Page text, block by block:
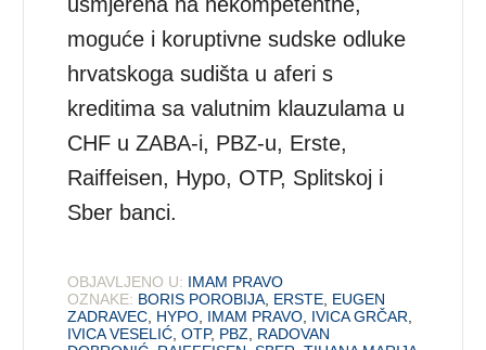
moguće i koruptivne sudske odluke
hrvatskoga sudišta u aferi s
kreditima sa valutnim klauzulama u
CHF u ZABA-i, PBZ-u, Erste,
Raiffeisen, Hypo, OTP, Splitskoj i
Sber banci.
OBJAVLJENO U: IMAM PRAVO
OZNAKE: BORIS POROBIJA ERSTE EUGEN
ZADRAVEC HYPO IMAM PRAVO IVICA GRČAR
IVICA VESELIĆ ,OTP, PBZ
RADOVAN